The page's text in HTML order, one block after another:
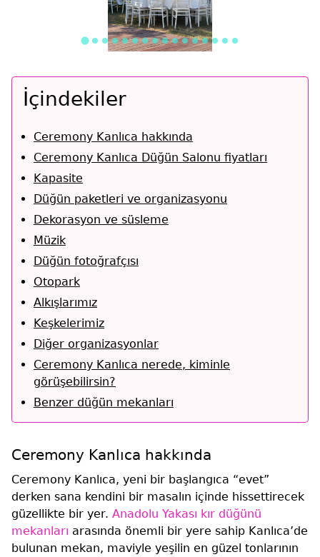
İçindekiler
Ceremony Kanlıca hakkında
Ceremony Kanlıca Düğün Salonu fiyatları
Kapasite
Düğün paketleri ve organizasyonu
Dekorasyon ve süsleme
Müzik
Düğün fotoğrafçısı
Otopark
Alkışlarımız
Keşkelerimiz
Diğer organizasyonlar
Ceremony Kanlıca nerede, kiminle
görüşebilirsin?
Benzer düğün mekanları
Ceremony Kanlıca hakkında
Ceremony Kanlıca, yeni bir başlangıca “evet”
derken sana kendini bir masalın içinde hissettirecek
güzellikte bir yer. Anadolu Yakası kır düğünü
mekanları arasında önemli bir yere sahip Kanlıca’de
bulunan mekan, maviyle yeşilin en güzel tonlarının